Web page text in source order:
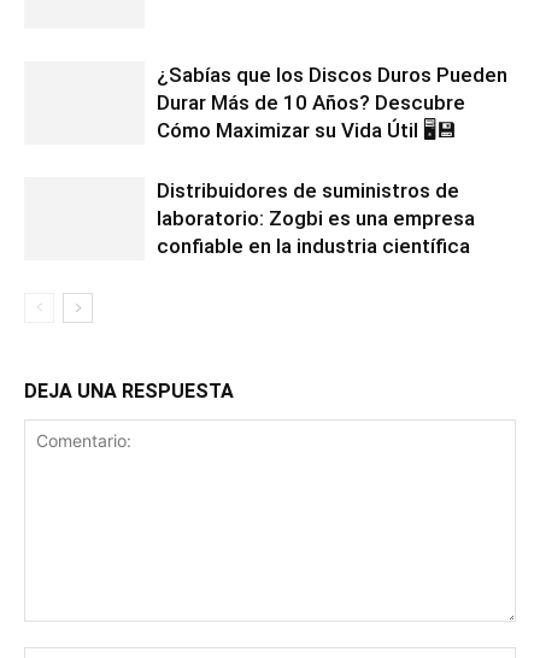
¿Sabías que los Discos Duros Pueden
Durar Más de 10 Años? Descubre
Cómo Maximizar su Vida Útil 🖥️💾
Distribuidores de suministros de
laboratorio: Zogbi es una empresa
confiable en la industria científica
DEJA UNA RESPUESTA